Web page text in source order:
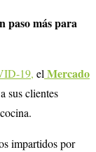
paso más para
19, el Mercado
sus clientes
impartidos por